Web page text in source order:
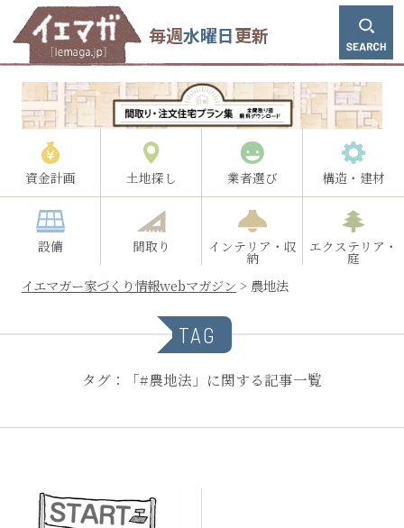
毎週水曜日更新
資金計画 土地探し 業者選び 構造・建材
設備 間取り インテリア・収
納
エクステリア・
庭
イエマガー家づくり情報webマガジン > 農地法
TAG
タグ：「#農地法」に関する記事一覧